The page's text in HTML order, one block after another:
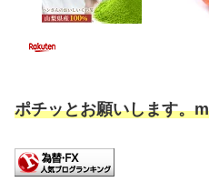
ポチッとお願いします。